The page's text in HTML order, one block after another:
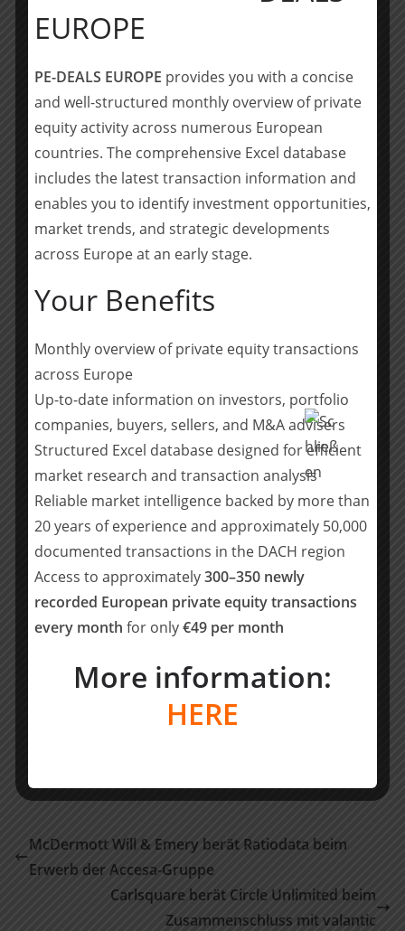
mit jahrzehntelanger Tradition in interessanten
Marktnischen perfekt zu Artum. Wir freuen uns, Dirk
willkommen zu heissen und gemeinsam die
Erfolgsgeschichte EppsteinFOILS fortzuschreiben.»
Pieter van Halem, Alleinvorstand der
CornerstoneCapital Verwaltungs AG und vormaliger
Gesellschafter der EppsteinFOILS, ergänzt: «2008 haben
wir uns an der EppsteinFOILS im Rahmen eines
Manage-ent Buyouts als Mehrheitsgesellschafter
beteiligt und in den letzten 12 Jahren gemeinsam mit
dem geschäftsführenden Gesellschafter Dirk Mälzer
neue Marktnischen unteren anderem in der
Qualitätsanbieter von Spezialfolien hat sich
EppsteinFOILS in dieser Zeit zu einem Systempartner
für ihre weltweit agierenden Kunden entwickelt.»
CornerstoneCapital investiert in etablierte,
technologieorientierte Wachstumsunternehmen in
Deutschland, Österreich und der Schweiz. Seit ihrer
Gründung in 2001 hat die Private Equity-Gesellschaft in
25 Unternehmen erfolgreich investiert. Neben der
EppsteinFOILS hat Pieter van Halem als
verantwortlicher Vorstand Beteiligungen wie ACTech,
Datamars, Human Solutions, Infoniqa, Integrata, vwd
Vereinigte Wirtschaftsdienste, getätigt und gemeinsam
weiterentwickelt.
McDermott Will & Emery berät Ratiodata beim
Erwerb der Accesa-Gruppe
Carlsquare berät Circle Unlimited beim
Zusammenschluss mit valantic
EUROPE
PE-DEALS EUROPE provides you with a concise
and well-structured monthly overview of private
equity activity across numerous European
countries. The comprehensive Excel database
includes the latest transaction information and
enables you to identify investment opportunities,
market trends, and strategic developments
across Europe at an early stage.
Your Benefits
Monthly overview of private equity transactions
across Europe
Up-to-date information on investors, portfolio
companies, buyers, sellers, and M&A advisers
Structured Excel database designed for efficient
market research and transaction analysis
Reliable market intelligence backed by more than
20 years of experience and approximately 50,000
documented transactions in the DACH region
Access to approximately300–350 newly
recorded European private equity transactions
every month for only€49 per month
More information:
HERE